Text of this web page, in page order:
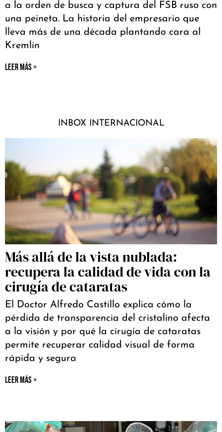
a la orden de busca y captura del FSB ruso con
una peineta. La historia del empresario que
lleva más de una década plantando cara al
Kremlin
LEER MÁS >
INBOX INTERNACIONAL
Más allá de la vista nublada:
recupera la calidad de vida con la
cirugía de cataratas
El Doctor Alfredo Castillo explica cómo la
pérdida de transparencia del cristalino afecta
a la visión y por qué la cirugía de cataratas
permite recuperar calidad visual de forma
rápida y segura
LEER MÁS >